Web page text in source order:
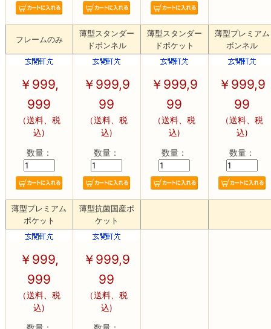
フレームのみ
薄型スタンダー
ドボンネル
薄型スタンダー
ドポケット
薄型プレミアム
ボンネル
￥ 999,
999
（送料、税
込)
数量：
￥ 999,9
99
（送料、税
込)
数量：
￥ 999,9
99
（送料、税
込)
数量：
￥ 999,9
99
（送料、税
込)
数量：
薄型プレミアム
ポケット
薄型抗菌国産ポ
ケット
￥ 999,
999
（送料、税
込)
￥ 999,9
99
（送料、税
込)